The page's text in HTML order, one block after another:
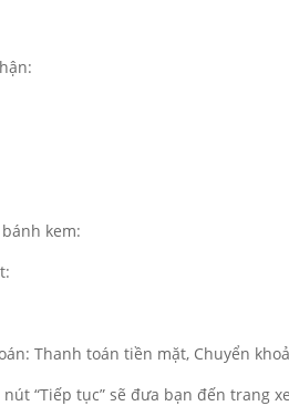
kem:
Thanh toán tiền mặt, Chuyển
nút “Tiếp tục” sẽ đưa bạn đến trang